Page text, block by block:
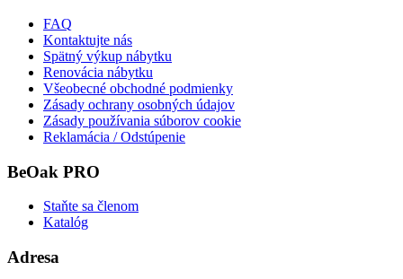
FAQ
Kontaktujte nás
Spätný výkup nábytku
Renovácia nábytku
Všeobecné obchodné podmienky
Zásady ochrany osobných údajov
Zásady používania súborov cookie
Reklamácia / Odstúpenie
BeOak PRO
Staňte sa členom
Katalóg
Adresa